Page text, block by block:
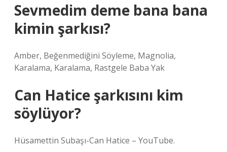
Sevmedim deme bana bana
kimin şarkısı?
Amber, Beğenmediğini Söyleme, Magnolia,
Karalama, Karalama, Rastgele Baba Yak
Can Hatice şarkısını kim
söylüyor?
Hüsamettin Subaşı-Can Hatice – YouTube.